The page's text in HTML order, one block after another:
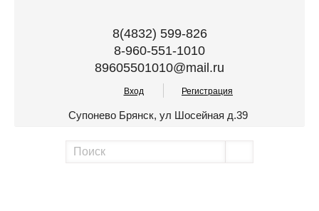
8(4832) 599-826
8-960-551-1010
89605501010@mail.ru
Вход Регистрация
Супонево Брянск, ул Шосейная д.39